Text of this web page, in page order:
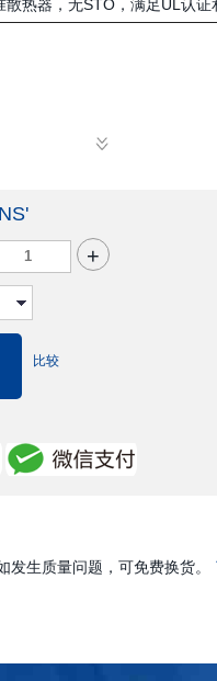
热器，无STO，满足UL认证
+
比较
发生质量问题，可免费换货。